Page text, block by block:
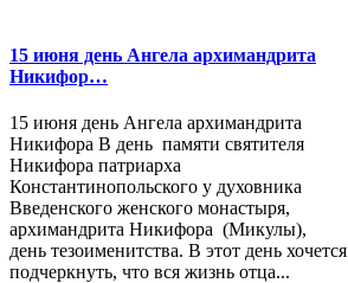
15 июня день Ангела архимандрита
Никифор…
15 июня день Ангела архимандрита
Никифора В день памяти святителя
Никифора патриарха
Константинопольского у духовника
Введенского женского монастыря,
архимандрита Никифора (Микулы),
день тезоименитства. В этот день хочется
подчеркнуть, что вся жизнь отца...